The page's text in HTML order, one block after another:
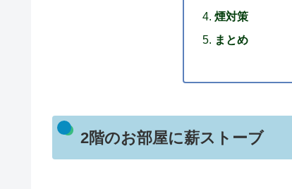
煙対策
まとめ
2階のお部屋に薪ストーブ